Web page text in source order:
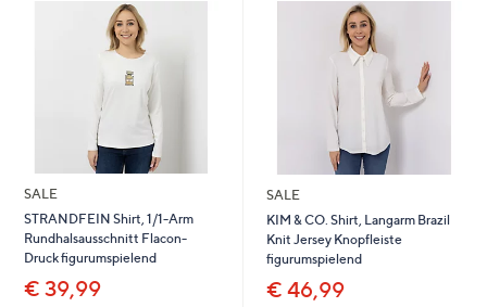
SALE
STRANDFEIN Shirt, 1/1-Arm
Rundhalsausschnitt Flacon-
Druck figurumspielend
€ 39,99
SALE
KIM & CO. Shirt, Langarm Brazil
Knit Jersey Knopfleiste
figurumspielend
€ 46,99